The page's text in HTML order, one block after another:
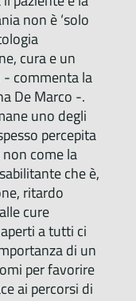
non è ‘solo
cura e un
- commenta la
De Marco -.
uno degli
percepita
come la
che è,
ritardo
cure
a tutti ci
di un
per favorire
ai percorsi di